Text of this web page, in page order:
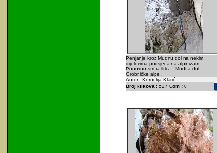
Penjanje kroz Mudnu dol na nekim
dijelovima podsjeća na alpinizam .
Ponovno strma litica . Mudna dol .
Grobničke alpe .
Autor : Kornelija Klarić
Broj klikova :527 Com :0